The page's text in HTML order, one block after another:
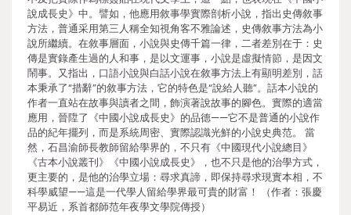
說成長史》中。譬如，他應用敘事學實際剖析小說，指出史傳敘事
方法，普通采用第三人稱全知視角客不雅論述，史傳敘事方法為小
說所繼續。在敘事層面，小說與史傳千篇一律，二者差別在于：史
傳是實錄產生過的人和事，是以文運事，小說是虛擬情節，是因文
鬧事。又指出，口語小說與白話小說在敘事方法上有顯明差別，話
本秉承了“措辭”的敘事方法，它的特色是“說給人聽”。話本小說的
作者一直站在故事與讀者之間，飾演著說故事的腳色。實際的適當
應用，晉陞了《中國小說成長史》的品德——它不是普通的小說作
品的紀年擺列，而是系統周密、實際認識光鮮的小說史典范。 當
然，石昌渝師長教師留給學界的，不只有《中國現代小說總目》
《古本小說叢刊》《中國小說成長史》，也不只是他的治學方式，
更主要的，是他的治學立場：尋求真諦，即保持尋求現實本相，不
科學威望——這是一代學人留給學界最可貴的財富！ （作者：張慶
平易近，系首都師范年夜學文學院傳授）